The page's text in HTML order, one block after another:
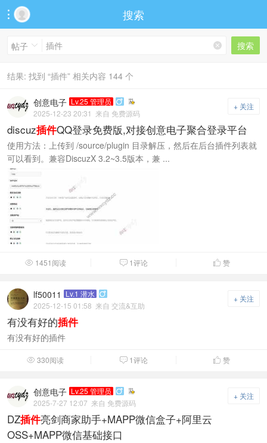
 搜索

帖子  搜索
结果: 找到 “插件” 相关内容 144 个
+ 关注
创意电子 Lv.25 管理员 
2025-12-23 20:31 来自 免费源码
discuz插件QQ登录免费版,对接创意电子聚合登录平台
使用方法：上传到 /source/plugin 目录解压，然后在后台插件列表就
可以看到。兼容DiscuzX 3.2~3.5版本，兼 ...
 1451阅读  1评论  赞
+ 关注
lf50011 Lv.1 潜水 
2025-12-15 01:58 来自 交流&互助
有没有好的插件
有没有好的插件
 330阅读  1评论  赞
+ 关注
创意电子 Lv.25 管理员 
2025-7-27 12:07 来自 免费源码
DZ插件亮剑商家助手+MAPP微信盒子+阿里云
OSS+MAPP微信基础接口